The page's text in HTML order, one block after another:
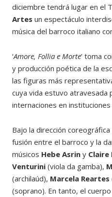
diciembre tendrá lugar en el
Artes un espectáculo
música del barroco italiano
‘Amore, Follia e Morte’ toma
y producción poética de la
las figuras más
cuya vida estuvo atravesada
internaciones en
Bajo la dirección coreográfica
fusión entre el barroco y la
músicos Hebe Asrin y Claire
Venturini (viola da gamba),
(archilaúd), Marcela Reartes
(soprano). En tanto, el